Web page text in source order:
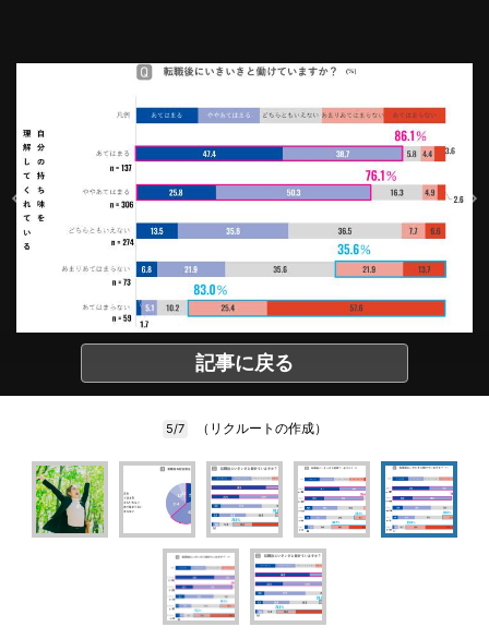
記事に戻る
5/7 （リクルートの作成）